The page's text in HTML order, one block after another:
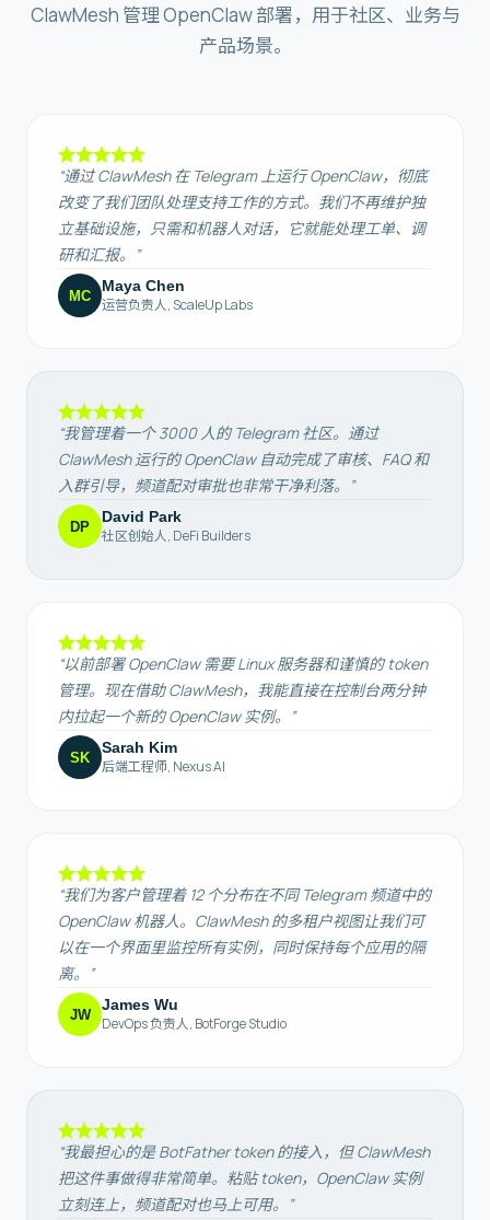
ClawMesh 管理 OpenClaw 部署，用于社区、业务与
产品场景。
“通过 ClawMesh 在 Telegram 上运行 OpenClaw，彻底
改变了我们团队处理支持工作的方式。我们不再维护独
立基础设施，只需和机器人对话，它就能处理工单、调
研和汇报。 ”
MC
Maya Chen
运营负责人, ScaleUp Labs
“我管理着一个 3000 人的 Telegram 社区。通过
ClawMesh 运行的 OpenClaw 自动完成了审核、FAQ 和
入群引导，频道配对审批也非常干净利落。 ”
DP
David Park
社区创始人, DeFi Builders
“以前部署 OpenClaw 需要 Linux 服务器和谨慎的 token
管理。现在借助 ClawMesh，我能直接在控制台两分钟
内拉起一个新的 OpenClaw 实例。 ”
SK
Sarah Kim
后端工程师, Nexus AI
“我们为客户管理着 12 个分布在不同 Telegram 频道中的
OpenClaw 机器人。ClawMesh 的多租户视图让我们可
以在一个界面里监控所有实例，同时保持每个应用的隔
离。 ”
JW
James Wu
DevOps 负责人, BotForge Studio
“我最担心的是 BotFather token 的接入，但 ClawMesh
把这件事做得非常简单。粘贴 token，OpenClaw 实例
立刻连上，频道配对也马上可用。 ”